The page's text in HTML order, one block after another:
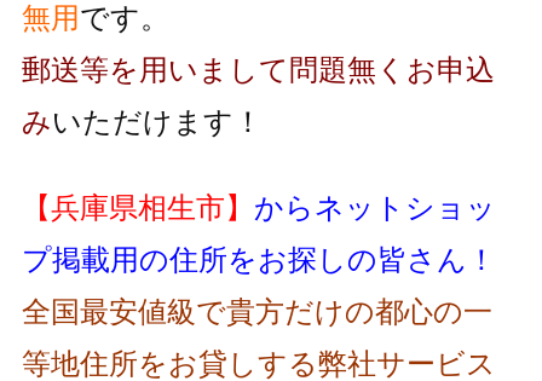
無用です。
郵送等を用いまして問題無くお申込
みいただけます！
【兵庫県相生市】 からネットショッ
プ掲載用の住所をお探しの皆さん！
全国最安値級で貴方だけの都心の一
等地住所をお貸しする弊社サービス